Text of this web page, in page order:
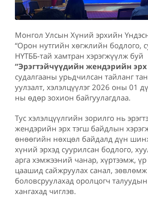
Монгол Улсын Хүний эрхийн
“Орон нутгийн хөгжлийн бодлого,
НҮТББ-тай хамтран хэрэгжүүлж буй
“Эрэгтэйчүүдийн жендэрийн
судалгааны урьдчилсан тайланг
уулзалт, хэлэлцүүлэг 2026 оны 01
ны өдөр зохион байгуулагдлаа.
Тус хэлэлцүүлгийн зорилго нь
жендэрийн эрх тэгш байдлын
өнөөгийн нөхцөл байдалд дүн
хүний эрхэд суурилсан бодлого,
арга хэмжээний чанар, хүртээмж,
цаашид сайжруулах санал, зөвлөмж
боловсруулахад оролцогч
хангахад чиглэв.